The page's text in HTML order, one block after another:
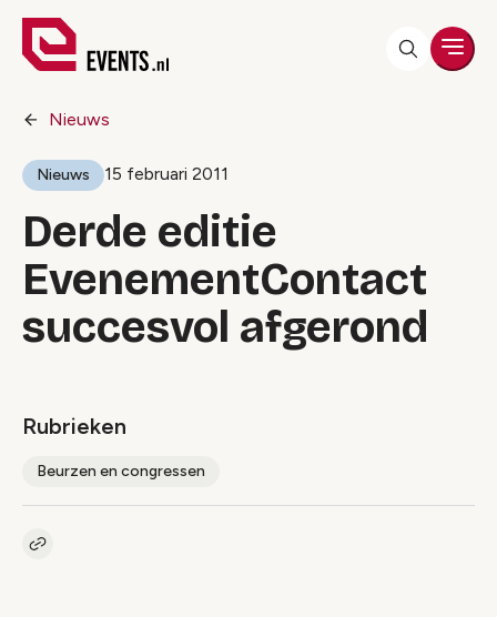
Nieuws
Nieuws 15 februari 2011
Derde editie
EvenementContact
succesvol afgerond
Rubrieken
Beurzen en congressen
Kopieer link naar artikel